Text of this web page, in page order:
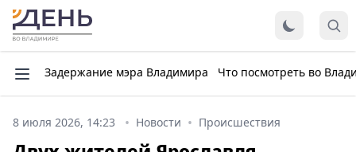
Задержание мэра Владимира Что посмотреть во
8 июля 2026, 14:23 Новости Происшествия